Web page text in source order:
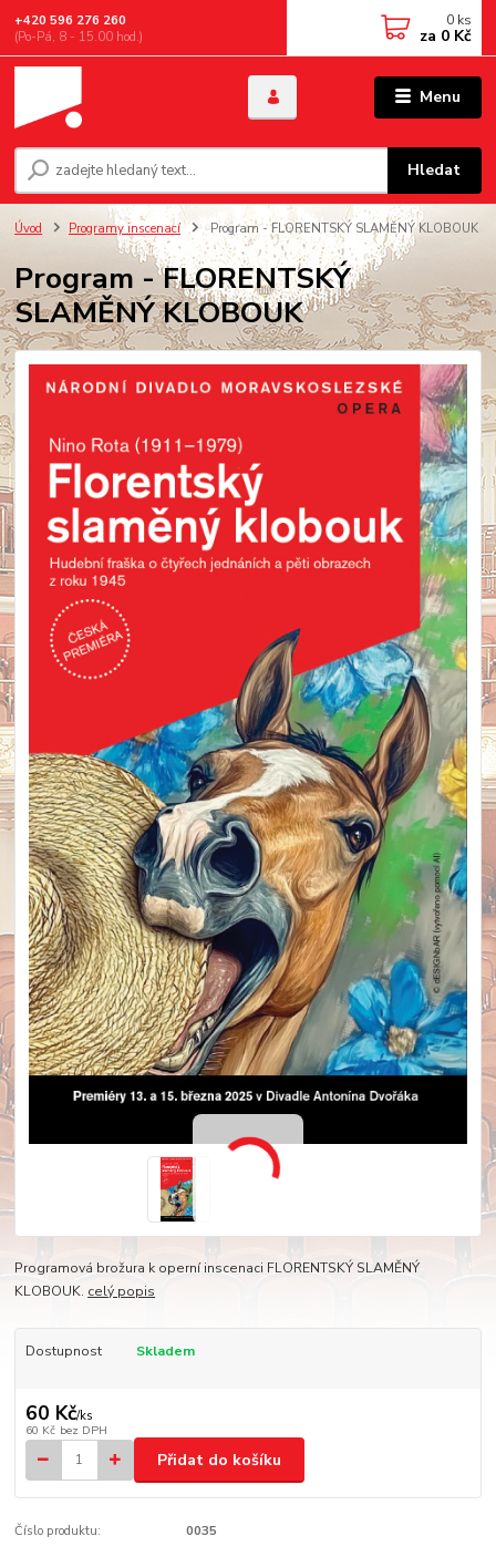
Menu
Hledat
+420 596 276 260
(Po-Pá, 8 - 15.00 hod.)
0 ks
za 0 Kč
Úvod Programy inscenací Program - FLORENTSKÝ SLAMĚNÝ KLOBOUK
Program - FLORENTSKÝ
SLAMĚNÝ KLOBOUK
Programová brožura k operní inscenaci FLORENTSKÝ SLAMĚNÝ
KLOBOUK. celý popis
Dostupnost Skladem
60 Kč/ks
60 Kč bez DPH
Přidat do košíku
Číslo produktu: 0035